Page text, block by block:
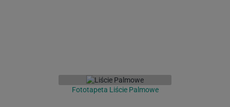
Fototapeta Liście Palmowe